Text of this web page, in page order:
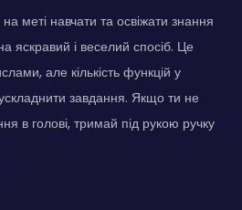
меті навчати та освіжати знання
яскравий і веселий спосіб. Це
але кількість функцій у
завдання. Якщо ти не
в голові, тримай під рукою ручку